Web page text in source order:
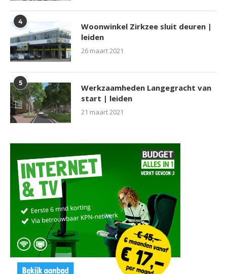
4
Woonwinkel Zirkzee sluit deuren |
leiden
26 maart 2021
5
Werkzaamheden Langegracht van
start | leiden
21 maart 2021